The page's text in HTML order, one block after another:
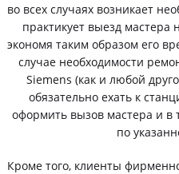
во всех случаях возникает
практикует выезд мастера
экономя таким образом его
случае необходимости
Siemens (как и любой
обязательно ехать к
оформить вызов мастера и в
по
Кроме того, клиенты